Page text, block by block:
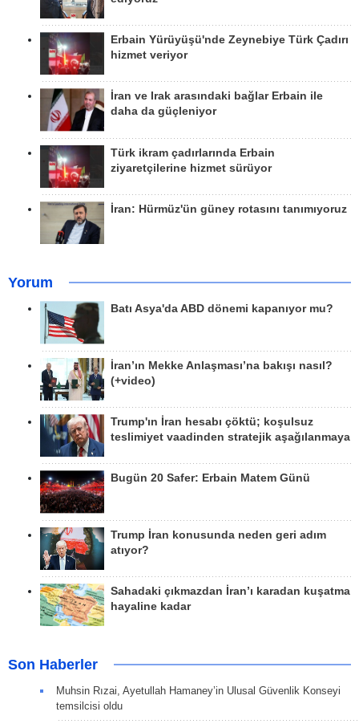
Erbain Yürüyüşü'nde Zeynebiye Türk Çadırı
hizmet veriyor
İran ve Irak arasındaki bağlar Erbain ile
daha da güçleniyor
Türk ikram çadırlarında Erbain
ziyaretçilerine hizmet sürüyor
İran: Hürmüz'ün güney rotasını tanımıyoruz
Yorum
Batı Asya'da ABD dönemi kapanıyor mu?
İran’ın Mekke Anlaşması’na bakışı nasıl?
(+video)
Trump'ın İran hesabı çöktü; koşulsuz
teslimiyet vaadinden stratejik aşağılanmaya
Bugün 20 Safer: Erbain Matem Günü
Trump İran konusunda neden geri adım
atıyor?
Sahadaki çıkmazdan İran’ı karadan kuşatma
hayaline kadar
Son Haberler
Muhsin Rızai, Ayetullah Hamaney’in Ulusal Güvenlik Konseyi
temsilcisi oldu